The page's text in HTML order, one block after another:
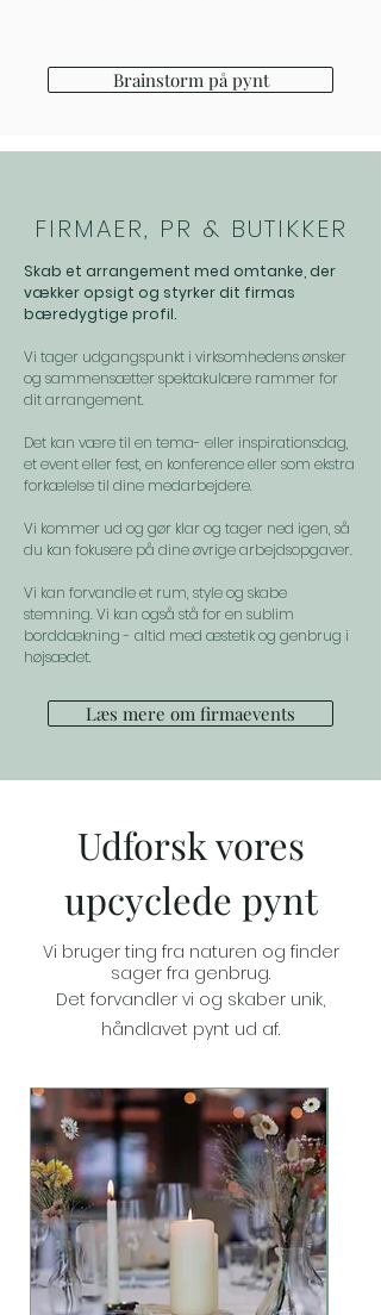
Brainstorm på pynt
FIRMAER, PR & BUTIKKER
Skab et arrangement med omtanke, der
vækker opsigt og styrker dit firmas
bæredygtige profil.
Vi tager udgangspunkt i virksomhedens ønsker
og sammensætter spektakulære rammer for
dit arrangement.
Det kan være til en tema- eller inspirationsdag,
et event eller fest, en konference eller som ekstra
forkælelse til dine medarbejdere.
Vi kommer ud og gør klar og tager ned igen, så
du kan fokusere på dine øvrige arbejdsopgaver.
Vi kan forvandle et rum, style og skabe
stemning. Vi kan også stå for en sublim
borddækning - altid med æstetik og genbrug i
højsædet.
Læs mere om firmaevents
Udforsk vores
upcyclede pynt
Vi bruger ting fra naturen og finder
sager fra genbrug.
Det forvandler vi og skaber unik,
håndlavet pynt ud af.